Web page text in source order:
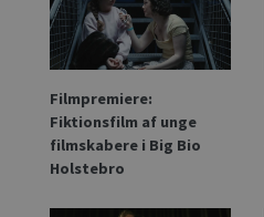
Filmpremiere:
Fiktionsfilm af unge
filmskabere i Big Bio
Holstebro